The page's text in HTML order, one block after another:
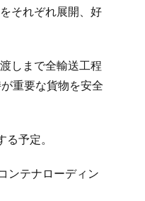
それぞれ展開、好
しまで全輸送工程
重要な貨物を安全
予定。
ンテナローディン